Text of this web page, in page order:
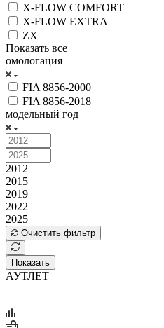
X-FLOW COMFORT
X-FLOW EXTRA
ZX
Показать все
омологация
FIA 8856-2000
FIA 8856-2018
модельный год
2012
2015
2019
2022
2025
Очистить фильтр
Показать
АУТЛЕТ